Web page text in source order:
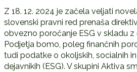
Z 18. 12. 2024 je začela veljati
slovenski pravni red prenaša
obvezno poročanje ESG v skladu z
Podjetja bomo, poleg finančnih
tudi podatke o okoljskih, socialnih
dejavnikih (ESG). V skupini Aktiva